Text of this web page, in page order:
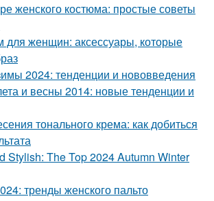
женского костюма: простые советы
для женщин: аксессуары, которые
2024: тенденции и нововведения
и весны 2014: новые тенденции и
тонального крема: как добиться
Stylish: The Top 2024 Autumn Winter
тренды женского пальто